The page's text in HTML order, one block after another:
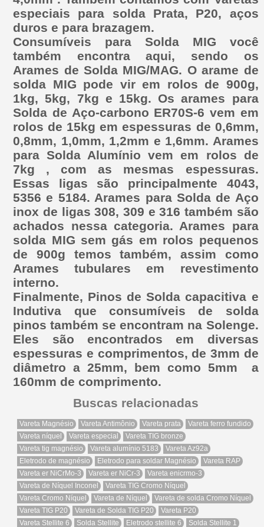
especiais para solda Prata, P20, aços
duros e para brazagem.
Consumíveis para Solda MIG você
também encontra aqui, sendo os
Arames de Solda MIG/MAG. O arame de
solda MIG pode vir em rolos de 900g,
1kg, 5kg, 7kg e 15kg. Os arames para
Solda de Aço-carbono ER70S-6 vem em
rolos de 15kg em espessuras de 0,6mm,
0,8mm, 1,0mm, 1,2mm e 1,6mm. Arames
para Solda Alumínio vem em rolos de
7kg , com as mesmas espessuras.
Essas ligas são principalmente 4043,
5356 e 5184. Arames para Solda de Aço
inox de ligas 308, 309 e 316 também são
achados nessa categoria. Arames para
solda MIG sem gás em rolos pequenos
de 900g temos também, assim como
Arames tubulares em revestimento
interno.
Finalmente, Pinos de Solda capacitiva e
Indutiva que consumíveis de solda
pinos também se encontram na Solenge.
Eles são encontrados em diversas
espessuras e comprimentos, de 3mm de
diâmetro a 25mm, bem como 5mm a
160mm de comprimento.
Buscas relacionadas
Vareta Magnésio Vareta Antimônio Vareta prata
Vareta ferro fundido
Vareta níquel
Vareta especial
Vareta TIG bronze
Vareta tig magnésio
Vareta alumínio 5183
Vareta Az92a
Eletrodo de magnésio
Eletrodo para soldar Magnésio
Vareta RAP
Vareta er NiCrMo-3
Vareta er NiCr-3
Vareta enicrmo-3
Vareta de Níquel Inconel
Vareta TIG Cromo Níquel
Vareta Cromo Níquel
Vareta de Níquel
Vareta de solda Cromo Níquel
Vareta TIG P20
Vareta de Solda TIG P20
Vareta P20
Vareta Stellite 6
Solda Stellite Eletrodo stellite 6
Solda Stellite 1